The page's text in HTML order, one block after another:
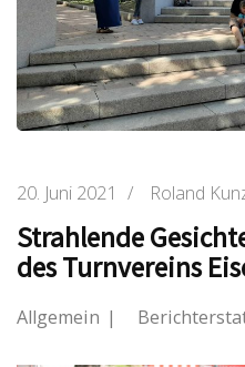
20. Juni 2021 / Roland
Strahlende
des Turnvereins
Allgemein